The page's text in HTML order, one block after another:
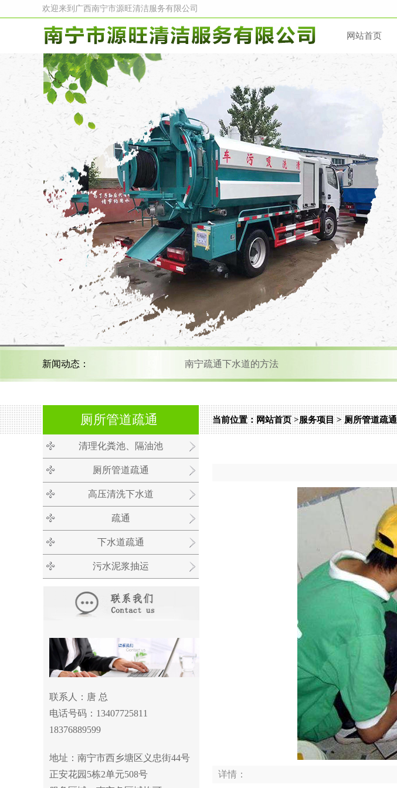
欢迎来到广西南宁市源旺清洁服务有限公司
网站首页
新闻动态： 南宁疏通下水道的方法
南宁管道疏通技巧多 掌握方法尤为重要
南宁马桶疏通;您的满意就是我们的追求！
当前位置：网站首页>服务项目>厕所管道疏通
厕所管道疏通
清理化粪池、隔油池
厕所管道疏通
高压清洗下水道
疏通
下水道疏通
污水泥浆抽运
联系人：唐 总
电话号码：13407725811
18376889599
地址：南宁市西乡塘区义忠街44号
正安花园 5栋2单元508号
详情：